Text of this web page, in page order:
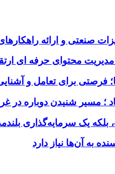
صنعتی و ارائه
محتوای حرفه ای
فرصتی برای تعامل و
مسیر شنیدن دوباره در
بلکه یک سرمایه‌گذاری